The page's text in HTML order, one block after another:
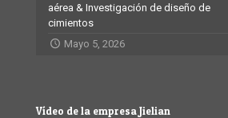
aérea & Investigación de diseño de
cimientos
Mayo 5, 2026
Vídeo de la empresa Jielian